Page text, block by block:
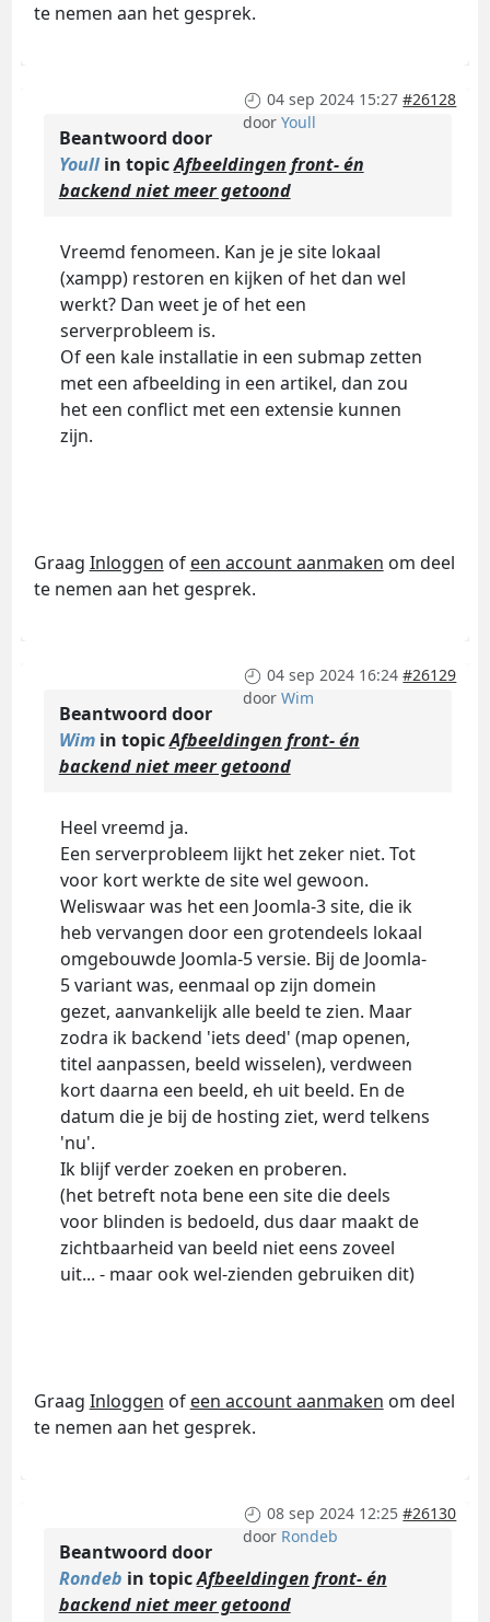
te nemen aan het gesprek.
04 sep 2024 15:27 #26128
doorYoull
Beantwoord door
Youllin topicAfbeeldingen front- én
backend niet meer getoond
Vreemd fenomeen. Kan je je site lokaal
(xampp) restoren en kijken of het dan wel
werkt? Dan weet je of het een
serverprobleem is.
Of een kale installatie in een submap zetten
met een afbeelding in een artikel, dan zou
het een conflict met een extensie kunnen
zijn.
Graag Inloggen of een account aanmaken om deel
te nemen aan het gesprek.
04 sep 2024 16:24 #26129
doorWim
Beantwoord door
Wimin topicAfbeeldingen front- én
backend niet meer getoond
Heel vreemd ja.
Een serverprobleem lijkt het zeker niet. Tot
voor kort werkte de site wel gewoon.
Weliswaar was het een Joomla-3 site, die ik
heb vervangen door een grotendeels lokaal
omgebouwde Joomla-5 versie. Bij de Joomla-
5 variant was, eenmaal op zijn domein
gezet, aanvankelijk alle beeld te zien. Maar
zodra ik backend 'iets deed' (map openen,
titel aanpassen, beeld wisselen), verdween
kort daarna een beeld, eh uit beeld. En de
datum die je bij de hosting ziet, werd telkens
'nu'.
Ik blijf verder zoeken en proberen.
(het betreft nota bene een site die deels
voor blinden is bedoeld, dus daar maakt de
zichtbaarheid van beeld niet eens zoveel
uit... - maar ook wel-zienden gebruiken dit)
Graag Inloggen of een account aanmaken om deel
te nemen aan het gesprek.
08 sep 2024 12:25 #26130
door Rondeb
Beantwoord door
Rondeb in topicAfbeeldingen front- én
backend niet meer getoond